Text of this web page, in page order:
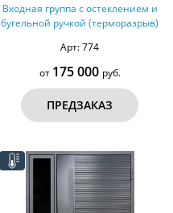
Входная группа с остеклением и
бугельной ручкой (терморазрыв)
Арт: 774
от 175 000 руб.
ПРЕДЗАКАЗ